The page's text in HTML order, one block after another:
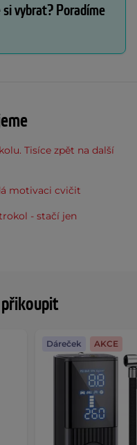
Dáreček AKCE
vybrat? Poradíme
Tisíce zpět na další
motivaci cvičit
- stačí jen